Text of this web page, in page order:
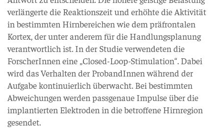
verlängerte die Reaktionszeit und erhöhte die Aktivität
in bestimmten Hirnbereichen wie dem präfrontalen
Kortex, der unter anderem für die Handlungsplanung
verantwortlich ist. In der Studie verwendeten die
ForscherInnen eine „Closed-Loop-Stimulation“. Dabei
wird das Verhalten der ProbandInnen während der
Aufgabe kontinuierlich überwacht. Bei bestimmten
Abweichungen werden passgenaue Impulse über die
implantierten Elektroden in die betroffene Hirnregion
gesendet.